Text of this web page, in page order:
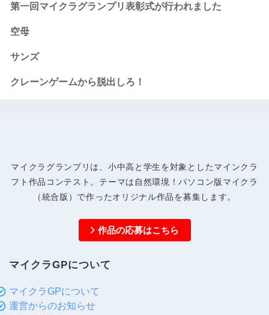
第一回マイクラグランプリ表彰式が行われました
空母
サンズ
クレーンゲームから脱出しろ！
マイクラグランプリは、小中高と学生を対象としたマインクラ
フト作品コンテスト。テーマは自然環境！パソコン版マイクラ
（統合版）で作ったオリジナル作品を募集します。
作品の応募はこちら
マイクラGPについて
マイクラGPについて
運営からのお知らせ